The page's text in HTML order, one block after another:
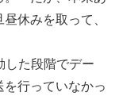
休みを取って、
した段階でデー
行っていなかっ